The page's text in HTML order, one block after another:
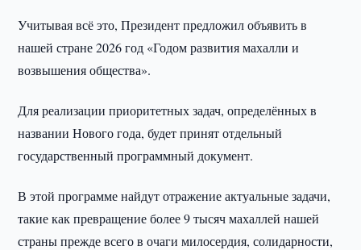
Учитывая всё это, Президент предложил объявить в
нашей стране 2026 год «Годом развития махалли и
возвышения общества».
Для реализации приоритетных задач, определённых в
названии Нового года, будет принят отдельный
государственный программный документ.
В этой программе найдут отражение актуальные задачи,
такие как превращение более 9 тысяч махаллей нашей
страны прежде всего в очаги милосердия, солидарности,